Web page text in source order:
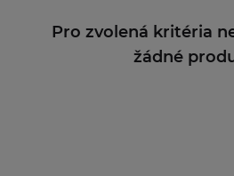
Pro zvolená kritéria
žádné